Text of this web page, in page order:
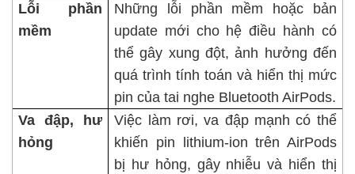
Lỗi phần
mềm
Những lỗi phần mềm hoặc bản
update mới cho hệ điều hành có
thể gây xung đột, ảnh hưởng đến
quá trình tính toán và hiển thị mức
pin của tai nghe Bluetooth AirPods.
Va đập, hư
hỏng
Việc làm rơi, va đập mạnh có thể
khiến pin lithium-ion trên AirPods
bị hư hỏng, gây nhiễu và hiển thị